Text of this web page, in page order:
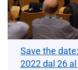
Save the
2022 dal 26